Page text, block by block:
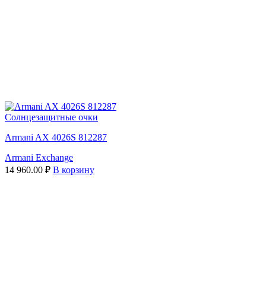
Солнцезащитные очки
Armani AX 4026S 812287
Armani Exchange
14 960.00 ₽ В корзину